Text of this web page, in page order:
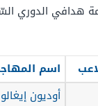
اسم
أوديون